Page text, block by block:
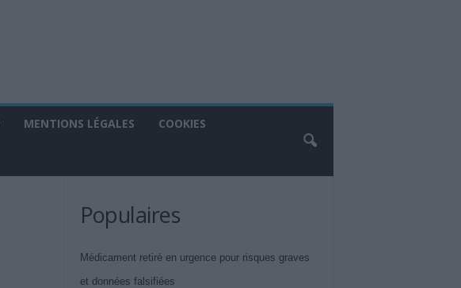
MENTIONS LÉGALES COOKIES
Populaires
Médicament retiré en urgence pour risques graves
et données falsifiées